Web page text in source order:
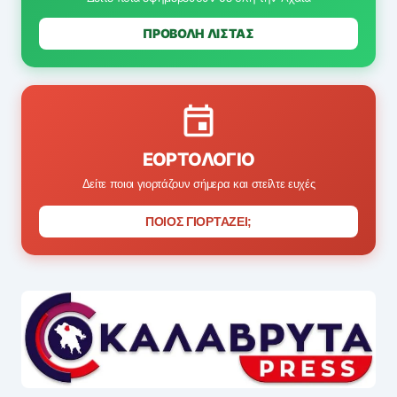
ΠΡΟΒΟΛΗ ΛΙΣΤΑΣ
ΕΟΡΤΟΛΌΓΙΟ
Δείτε ποιοι γιορτάζουν σήμερα και στείλτε ευχές
ΠΟΙΟΣ ΓΙΟΡΤΑΖΕΙ;